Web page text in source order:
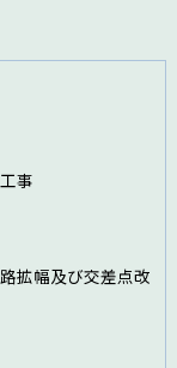
事
拡幅及び交差点改